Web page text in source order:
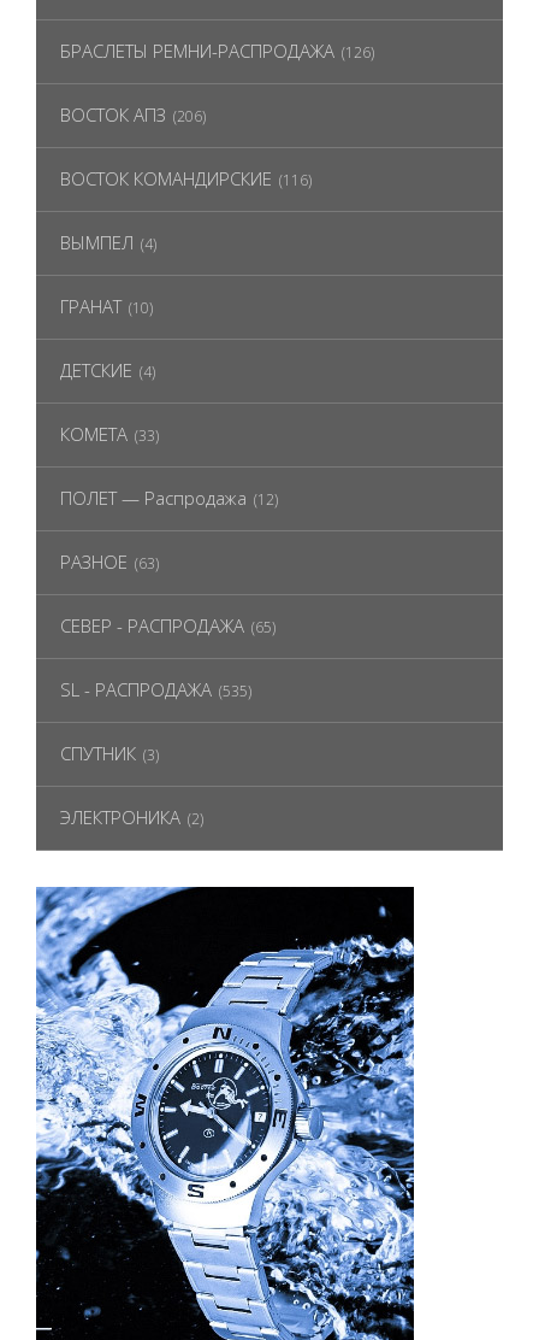
БРАСЛЕТЫ РЕМНИ-РАСПРОДАЖА (126)
ВОСТОК АПЗ (206)
ВОСТОК КОМАНДИРСКИЕ (116)
ВЫМПЕЛ (4)
ГРАНАТ (10)
ДЕТСКИЕ (4)
КОМЕТА (33)
ПОЛЕТ — Распродажа (12)
РАЗНОЕ (63)
СЕВЕР - РАСПРОДАЖА (65)
SL - РАСПРОДАЖА (535)
СПУТНИК (3)
ЭЛЕКТРОНИКА (2)